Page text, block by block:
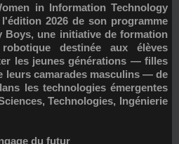
2026 de son programme
Boys, une initiative de formation
destinée aux élèves
les jeunes générations — filles
leurs camarades masculins — de
les technologies émergentes
Technologies, Ingénierie
du futur